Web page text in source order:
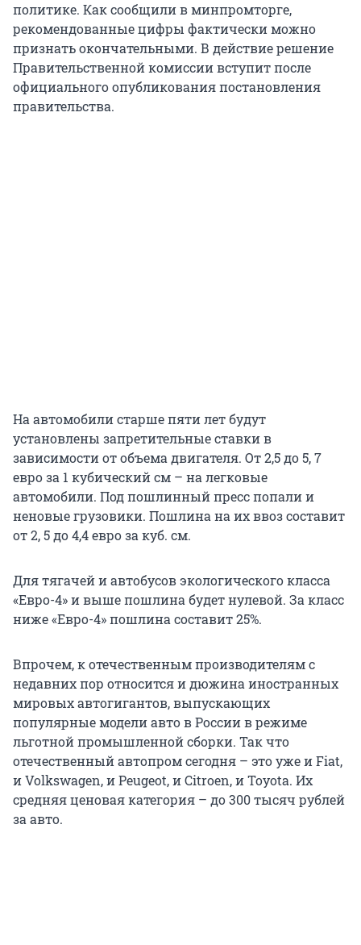
политике. Как сообщили в минпромторге,
рекомендованные цифры фактически можно
признать окончательными. В действие решение
Правительственной комиссии вступит после
официального опубликования постановления
правительства.
На автомобили старше пяти лет будут
установлены запретительные ставки в
зависимости от объема двигателя. От 2,5 до 5, 7
евро за 1 кубический см – на легковые
автомобили. Под пошлинный пресс попали и
неновые грузовики. Пошлина на их ввоз составит
от 2, 5 до 4,4 евро за куб. см.
Для тягачей и автобусов экологического класса
«Евро-4» и выше пошлина будет нулевой. За класс
ниже «Евро-4» пошлина составит 25%.
Впрочем, к отечественным производителям с
недавних пор относится и дюжина иностранных
мировых автогигантов, выпускающих
популярные модели авто в России в режиме
льготной промышленной сборки. Так что
отечественный автопром сегодня – это уже и Fiat,
и Volkswagen, и Peugeot, и Citroen, и Toyota. Их
средняя ценовая категория – до 300 тысяч рублей
за авто.